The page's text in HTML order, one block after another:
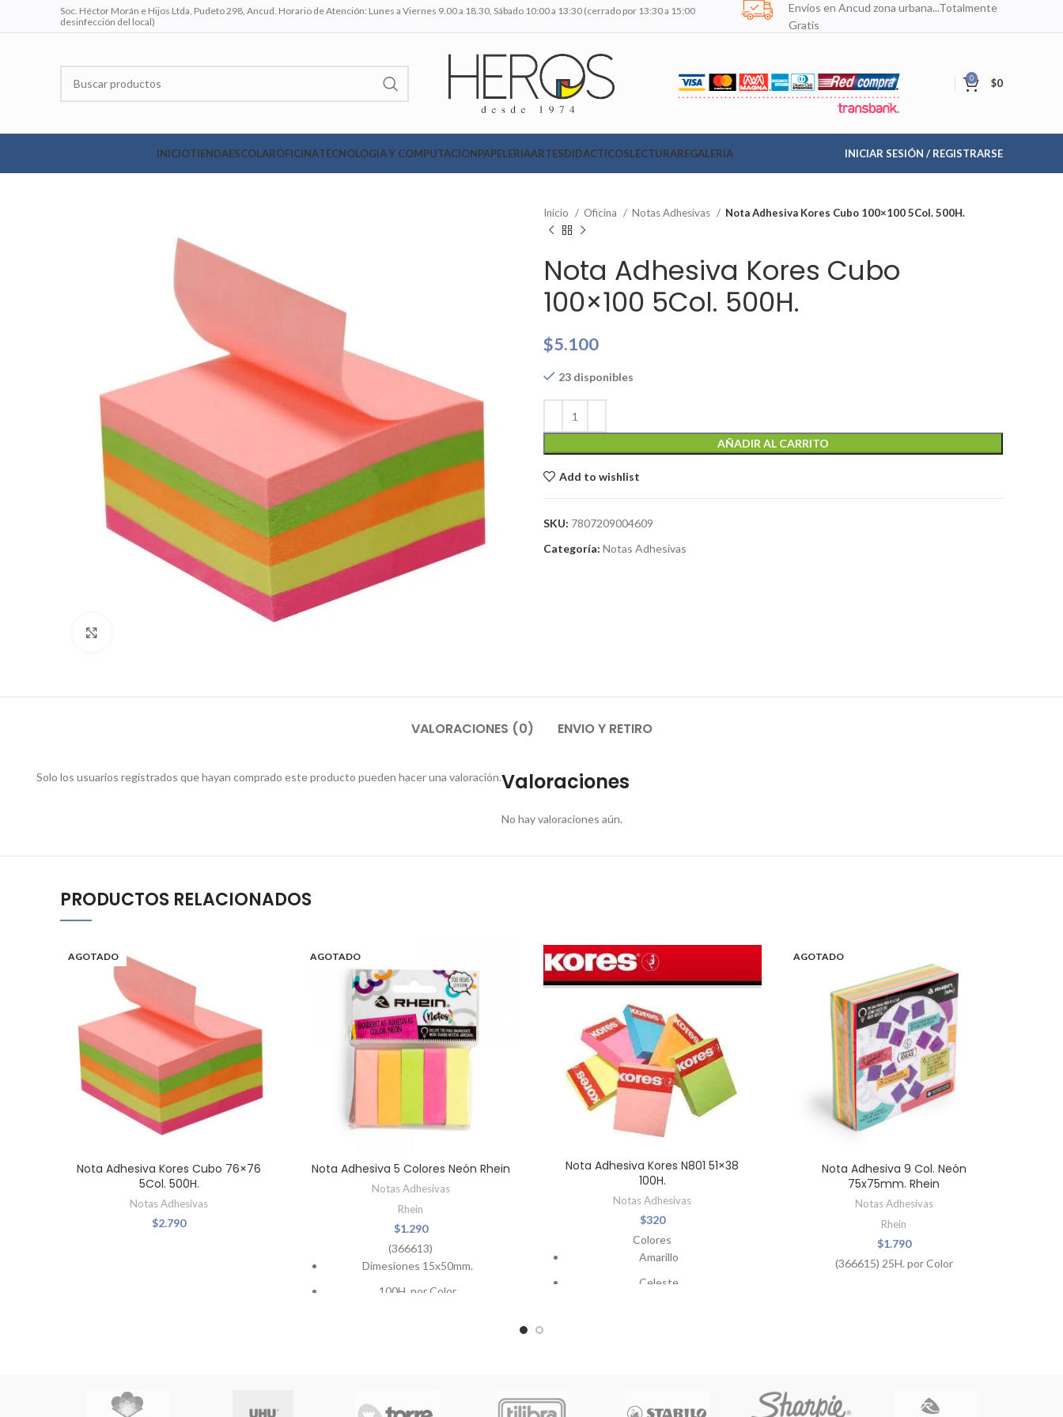
Soc. Héctor Morán e Hijos Ltda, Pudeto 298, Ancud. Horario de Atención: Lunes a Viernes 9.00 a 18.30, Sábado 10:00 a 13:30 (cerrado por 13:30 a 15:00
desinfección del local)
Envíos en Ancud zona urbana...Totalmente
Gratis
0 $0
INICIOTIENDAESCOLAROFICINATECNOLOGIA Y COMPUTACIONPAPELERIAARTESDIDACTICOSLECTURAREGALERIA INICIAR SESIÓN / REGISTRARSE
Inicio Oficina Notas Adhesivas Nota Adhesiva Kores Cubo 100×100 5Col. 500H.
Nota Adhesiva Kores Cubo
100×100 5Col. 500H.
$5.100
23 disponibles
AÑADIR AL CARRITO
Add to wishlist
SKU: 7807209004609
Categoría: Notas Adhesivas
VALORACIONES (0) ENVIO Y RETIRO
Valoraciones
No hay valoraciones aún.
Solo los usuarios registrados que hayan comprado este producto pueden hacer una valoración.
PRODUCTOS RELACIONADOS
AGOTADO
Nota Adhesiva Kores Cubo 76×76
5Col. 500H.
Notas Adhesivas
$2.790
AGOTADO
Nota Adhesiva 5 Colores Neón Rhein
Notas Adhesivas
Rhein
$1.290
(366613)
Dimesiones 15x50mm.
100H. por Color
Nota Adhesiva Kores N801 51×38
100H.
Notas Adhesivas
$320
Colores
Amarillo
Celeste
AGOTADO
Nota Adhesiva 9 Col. Neón
75x75mm. Rhein
Notas Adhesivas
Rhein
$1.790
(366615) 25H. por Color